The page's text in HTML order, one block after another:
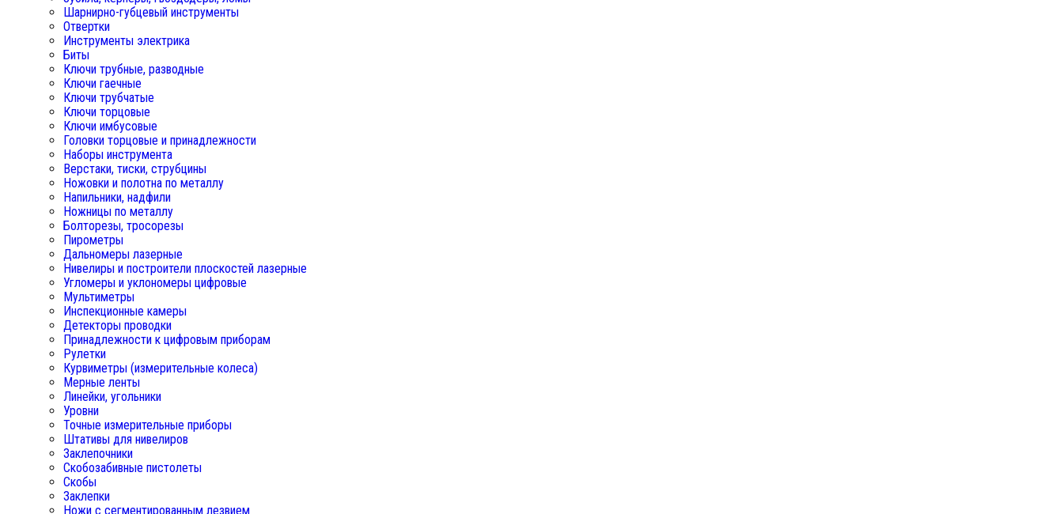
Шарнирно-губцевый инструменты
Отвертки
Инструменты электрика
Биты
Ключи трубные, разводные
Ключи гаечные
Ключи трубчатые
Ключи торцовые
Ключи имбусовые
Головки торцовые и принадлежности
Наборы инструмента
Верстаки, тиски, струбцины
Ножовки и полотна по металлу
Напильники, надфили
Ножницы по металлу
Болторезы, тросорезы
Пирометры
Дальномеры лазерные
Нивелиры и построители плоскостей лазерные
Угломеры и уклономеры цифровые
Мультиметры
Инспекционные камеры
Детекторы проводки
Принадлежности к цифровым приборам
Рулетки
Курвиметры (измерительные колеса)
Мерные ленты
Линейки, угольники
Уровни
Точные измерительные приборы
Штативы для нивелиров
Заклепочники
Скобозабивные пистолеты
Скобы
Заклепки
Ножи с сегментированным лезвием